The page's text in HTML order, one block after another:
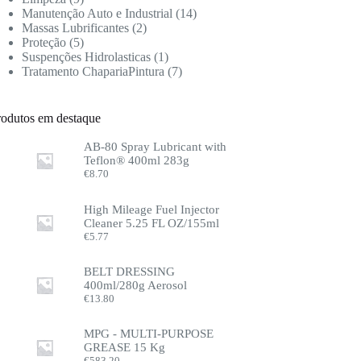
Manutenção Auto e Industrial
14
Massas Lubrificantes 2
Proteção 5
Suspenções Hidrolasticas 1
Tratamento ChapariaPintura
7
em destaque
AB-80 Spray Lubricant with
Teflon® 400ml 283g
€8.70
High Mileage Fuel Injector
Cleaner 5.25 FL OZ/155ml
€5.77
BELT DRESSING
400ml/280g Aerosol
€13.80
MPG - MULTI-PURPOSE
GREASE 15 Kg